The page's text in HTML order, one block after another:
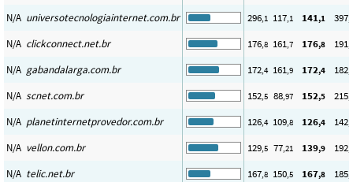
N/A universotecnologiainternet.com.br 296,1 117,1 141,1 397
N/A clickconnect.net.br 176,8 161,7 176,8 191
N/A gabandalarga.com.br 172,4 161,9 172,4 182
N/A scnet.com.br 152,5 88,97 152,5 215
N/A planetinternetprovedor.com.br 126,4 109,8 126,4 142
N/A vellon.com.br 129,5 77,21 139,9 192
N/A telic.net.br 167,8 150,5 167,8 185